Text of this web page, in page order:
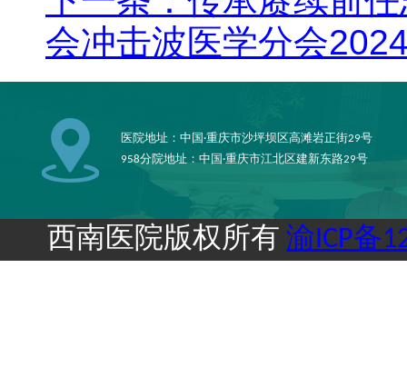
会冲击波医学分会
医院地址：中国·重庆市沙坪坝区高滩岩正街29号
958分院地址：中国·重庆市江北区建新东路29号
西南医院版权所有渝ICP备